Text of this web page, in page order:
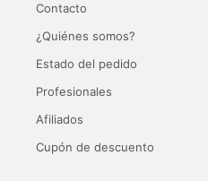
Contacto
¿Quiénes somos?
Estado del pedido
Profesionales
Afiliados
Cupón de descuento